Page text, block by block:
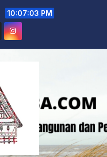
10:07:04 PM